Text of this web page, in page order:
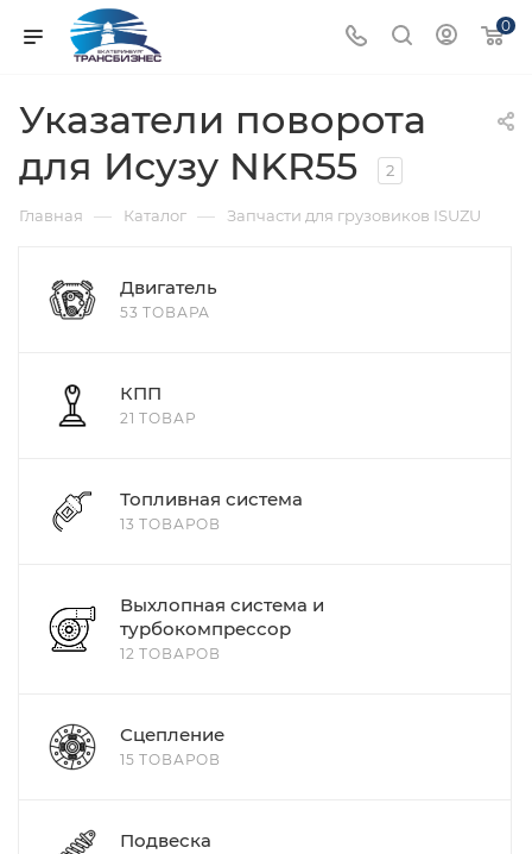
0
Указатели поворота
для Исузу NKR55
2
Главная — Каталог — Запчасти для грузовиков ISUZU
Двигатель
53 ТОВАРА
КПП
21 ТОВАР
Топливная система
13 ТОВАРОВ
Выхлопная система и
турбокомпрессор
12 ТОВАРОВ
Сцепление
15 ТОВАРОВ
Подвеска